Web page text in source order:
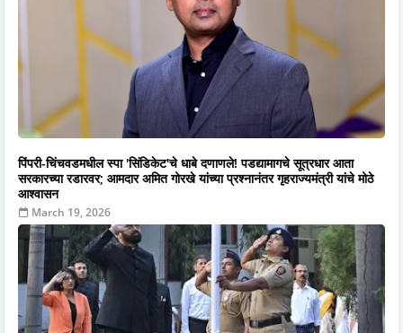
पिंपरी-चिंचवडमधील स्पा 'सिंडिकेट'चे धाबे दणाणले! पडद्यामागचे सूत्रधार आता
सरकारच्या रडारवर; आमदार अमित गोरखे यांच्या प्रश्नानंतर गृहराज्यमंत्री यांचे मोठे
आश्वासन
March 19, 2026